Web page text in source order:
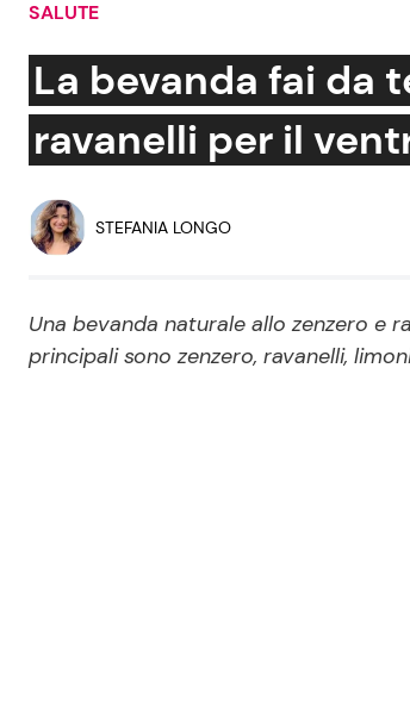
Social News
News dal mondo
SALUTE
La bevanda fai da
ravanelli per il
STEFANIA LONGO
Una bevanda naturale allo zenzero e
principali sono zenzero, ravanelli,